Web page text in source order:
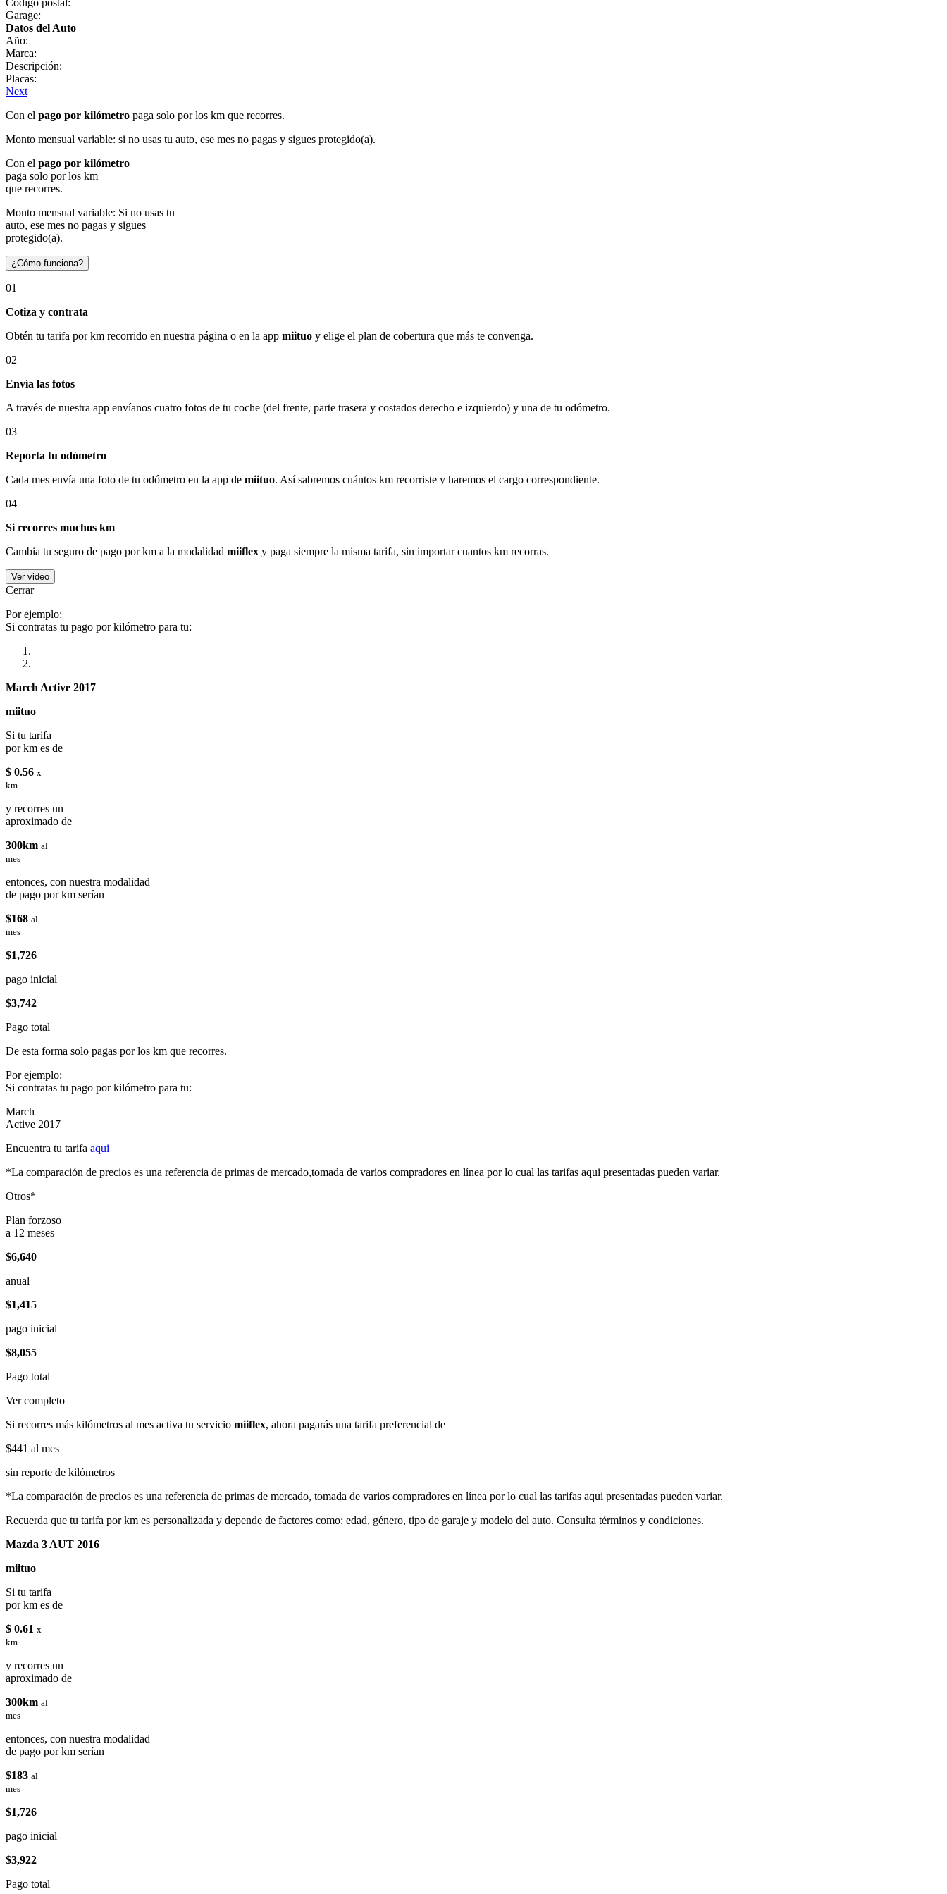
Garage:
Datos del Auto
Año:
Marca:
Descripción:
Placas:
Next
Con el pago por kilómetro paga solo por los km que recorres.
Monto mensual variable: si no usas tu auto, ese mes no pagas y sigues protegido(a).
Con el pago por kilómetro
paga solo por los km
que recorres.
Monto mensual variable: Si no usas tu
auto, ese mes no pagas y sigues
protegido(a).
¿Cómo funciona?
01
Cotiza y contrata
Obtén tu tarifa por km recorrido en nuestra página o en la app miituo y elige el plan de cobertura que más te convenga.
02
Envía las fotos
A través de nuestra app envíanos cuatro fotos de tu coche (del frente, parte trasera y costados derecho e izquierdo) y una de tu odómetro.
03
Reporta tu odómetro
Cada mes envía una foto de tu odómetro en la app de miituo. Así sabremos cuántos km recorriste y haremos el cargo correspondiente.
04
Si recorres muchos km
Cambia tu seguro de pago por km a la modalidad miiflex y paga siempre la misma tarifa, sin importar cuantos km recorras.
Ver video
Cerrar
Por ejemplo:
Si contratas tu pago por kilómetro para tu:
March Active 2017
miituo
Si tu tarifa
por km es de
$ 0.56 x
km
y recorres un
aproximado de
300km al
mes
entonces, con nuestra modalidad
de pago por km serían
$168 al
mes
$1,726
pago inicial
$3,742
Pago total
De esta forma solo pagas por los km que recorres.
Por ejemplo:
Si contratas tu pago por kilómetro para tu:
March
Active 2017
Encuentra tu tarifa aqui
*La comparación de precios es una referencia de primas de mercado,tomada de varios compradores en línea por lo cual las tarifas aqui presentadas pueden variar.
Otros*
Plan forzoso
a 12 meses
$6,640
anual
$1,415
pago inicial
$8,055
Pago total
Ver completo
Si recorres más kilómetros al mes activa tu servicio miiflex, ahora pagarás una tarifa preferencial de
$441 al mes
sin reporte de kilómetros
*La comparación de precios es una referencia de primas de mercado, tomada de varios compradores en línea por lo cual las tarifas aqui presentadas pueden variar.
Recuerda que tu tarifa por km es personalizada y depende de factores como: edad, género, tipo de garaje y modelo del auto. Consulta términos y condiciones.
Mazda 3 AUT 2016
miituo
Si tu tarifa
por km es de
$ 0.61 x
km
y recorres un
aproximado de
300km al
mes
entonces, con nuestra modalidad
de pago por km serían
$183 al
mes
$1,726
pago inicial
$3,922
Pago total